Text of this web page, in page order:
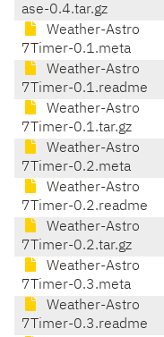
ase-0.4.tar.gz
Weather-Astro
7Timer-0.1.meta
Weather-Astro
7Timer-0.1.readme
Weather-Astro
7Timer-0.1.tar.gz
Weather-Astro
7Timer-0.2.meta
Weather-Astro
7Timer-0.2.readme
Weather-Astro
7Timer-0.2.tar.gz
Weather-Astro
7Timer-0.3.meta
Weather-Astro
7Timer-0.3.readme